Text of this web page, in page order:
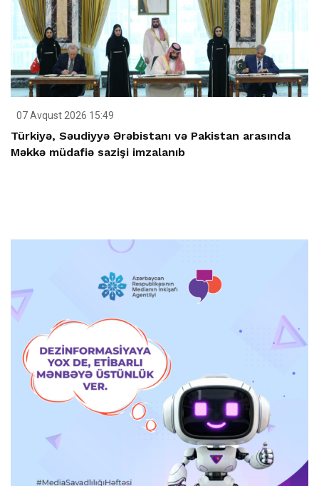
07 Avqust 2026 15:49
Türkiyə, Səudiyyə Ərəbistanı və Pakistan arasında
Məkkə müdafiə sazişi imzalanıb